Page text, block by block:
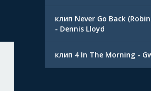
клип Never Go Back
- Dennis Lloyd
клип 4 In The Morning -